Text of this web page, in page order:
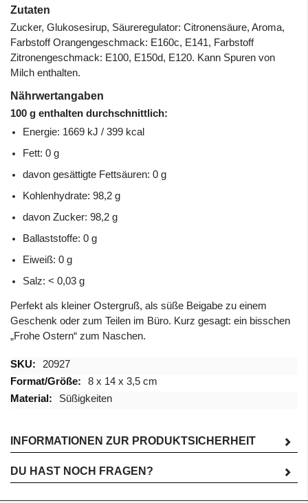
Zutaten
Zucker, Glukosesirup, Säureregulator: Citronensäure, Aroma,
Farbstoff Orangengeschmack: E160c, E141, Farbstoff
Zitronengeschmack: E100, E150d, E120. Kann Spuren von
Milch enthalten.
Nährwertangaben
100 g enthalten durchschnittlich:
Energie: 1669 kJ / 399 kcal
Fett: 0 g
davon gesättigte Fettsäuren: 0 g
Kohlenhydrate: 98,2 g
davon Zucker: 98,2 g
Ballaststoffe: 0 g
Eiweiß: 0 g
Salz: < 0,03 g
Perfekt als kleiner Ostergruß, als süße Beigabe zu einem
Geschenk oder zum Teilen im Büro. Kurz gesagt: ein bisschen
„Frohe Ostern“ zum Naschen.
Mehr
Informationen
20927
8 x 14 x 3,5 cm
Süßigkeiten
INFORMATIONEN ZUR PRODUKTSICHERHEIT
DU HAST NOCH FRAGEN?